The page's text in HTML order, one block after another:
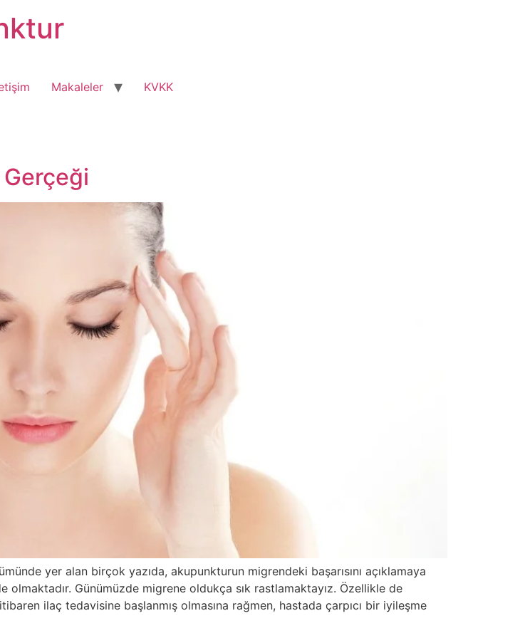
Makaleler KVKK
yer alan birçok yazıda, akupunkturun migrendeki başarısını açıklamaya
olmaktadır. Günümüzde migrene oldukça sık rastlamaktayız. Özellikle de
ilaç tedavisine başlanmış olmasına rağmen, hastada çarpıcı bir iyileşme